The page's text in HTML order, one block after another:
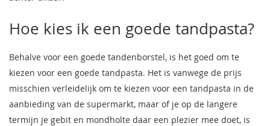
Hoe kies ik een goede tandpasta?
Behalve voor een goede tandenborstel, is het goed om te
kiezen voor een goede tandpasta. Het is vanwege de prijs
misschien verleidelijk om te kiezen voor een tandpasta in de
aanbieding van de supermarkt, maar of je op de langere
termijn je gebit en mondholte daar een plezier mee doet, is